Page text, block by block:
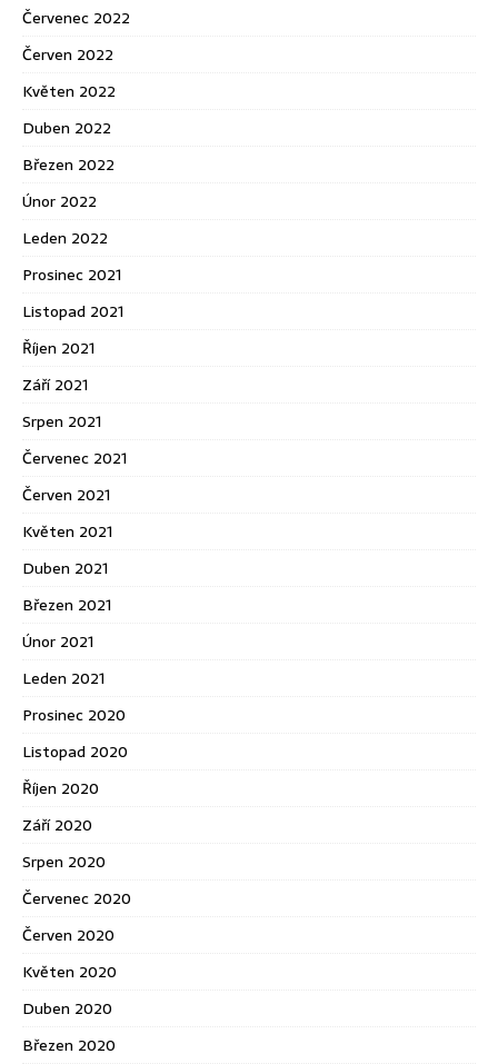
Červenec 2022
Červen 2022
Květen 2022
Duben 2022
Březen 2022
Únor 2022
Leden 2022
Prosinec 2021
Listopad 2021
Říjen 2021
Září 2021
Srpen 2021
Červenec 2021
Červen 2021
Květen 2021
Duben 2021
Březen 2021
Únor 2021
Leden 2021
Prosinec 2020
Listopad 2020
Říjen 2020
Září 2020
Srpen 2020
Červenec 2020
Červen 2020
Květen 2020
Duben 2020
Březen 2020